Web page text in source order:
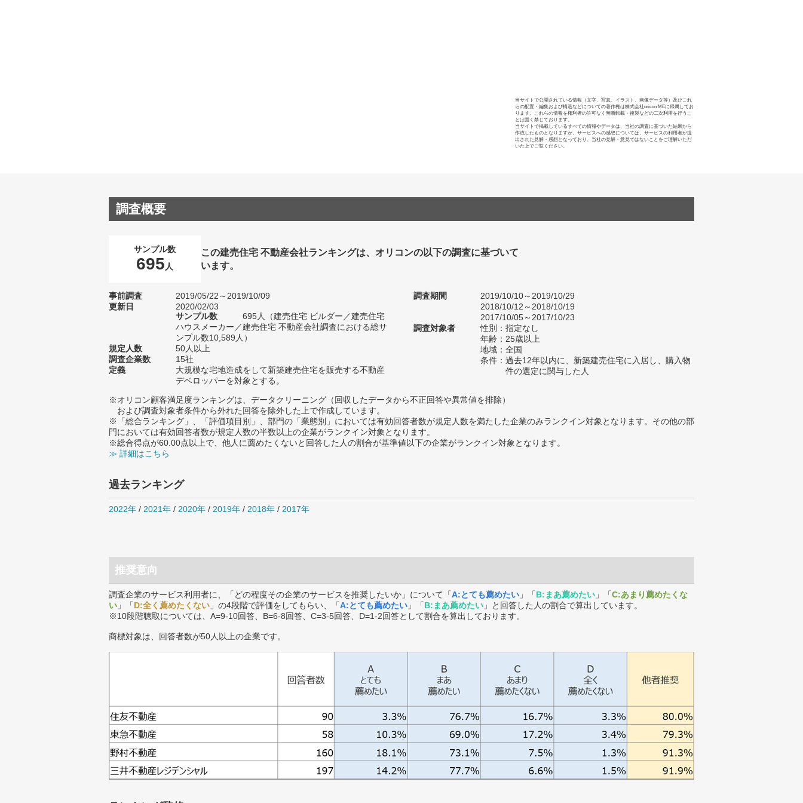
当サイトで公開されている情報（文字、写真、イラスト、画像データ等）及びこれ
らの配置・編集および構造などについての著作権は株式会社oricon MEに帰属してお
ります。これらの情報を権利者の許可なく無断転載・複製などの二次利用を行うこ
とは固く禁じております。
当サイトで掲載しているすべての情報やデータは、当社の調査に基づいた結果から
作成したものとなりますが、サービスへの感想については、サービスの利用者が提
出された見解・感想となっており、当社の見解・意見ではないことをご理解いただ
いた上でご覧ください。
調査概要
サンプル数
695 人
この建売住宅 不動産会社ランキングは、オリコンの以下の調査に基づいて
います。
事前調査
2019/05/22～2019/10/09
更新日
2020/02/03
サンプル数
695人（建売住宅 ビルダー／建売住宅
ハウスメーカー／建売住宅 不動産会社調査における総サ
ンプル数10,589人）
規定人数
50人以上
調査企業数
15社
定義
大規模な宅地造成をして新築建売住宅を販売する不動産
デベロッパーを対象とする。
調査期間
2019/10/10～2019/10/29
2018/10/12～2018/10/19
2017/10/05～2017/10/23
調査対象者
性別：指定なし
年齢：25歳以上
地域：全国
条件：過去12年以内に、新築建売住宅に入居し、購入物
件の選定に関与した人
※オリコン顧客満足度ランキングは、データクリーニング（回収したデータから不正回答や異常値を排除）
および調査対象者条件から外れた回答を除外した上で作成しています。
※「総合ランキング」、「評価項目別」、部門の「業態別」においては有効回答者数が規定人数を満たした企業のみランクイン対象となります。その他の部
門においては有効回答者数が規定人数の半数以上の企業がランクイン対象となります。
※総合得点が60.00点以上で、他人に薦めたくないと回答した人の割合が基準値以下の企業がランクイン対象となります。
≫ 詳細はこちら
過去ランキング
2022年 / 2021年 / 2020年 / 2019年 / 2018年 / 2017年
推奨意向
調査企業のサービス利用者に、「どの程度その企業のサービスを推奨したいか」について「A:とても薦めたい 」「B:まあ薦めたい 」「C:あまり薦めたくな
い 」「D:全く薦めたくない 」の4段階で評価をしてもらい、「A:とても薦めたい 」「B:まあ薦めたい 」と回答した人の割合で算出しています。
※10段階聴取については、A=9-10回答、B=6-8回答、C=3-5回答、D=1-2回答として割合を算出しております。
商標対象は、回答者数が50人以上の企業です。